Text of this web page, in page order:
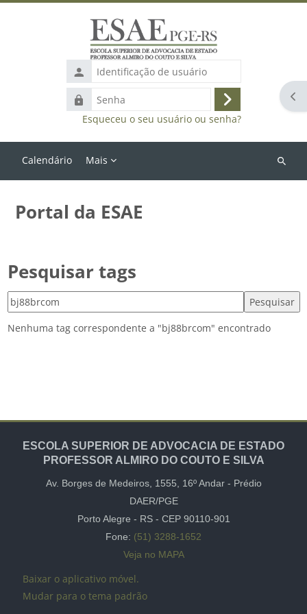
Identificação
de
usuário
Senha
Acessar
Esqueceu o seu usuário ou senha?
Calendário Mais
Buscar
Portal da ESAE
Pesquisar tags
Pesquisar tags
Nenhuma tag correspondente a "bj88brcom" encontrado
ESCOLA SUPERIOR DE ADVOCACIA DE ESTADO
PROFESSOR ALMIRO DO COUTO E SILVA
Av. Borges de Medeiros, 1555, 16º Andar - Prédio
DAER/PGE
Porto Alegre - RS - CEP 90110-901
Fone: (51) 3288-1652
Veja no MAPA
Baixar o aplicativo móvel.
Mudar para o tema padrão